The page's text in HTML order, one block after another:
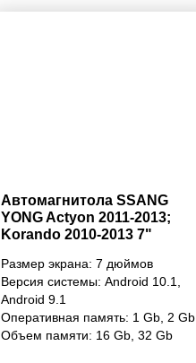
Автомагнитола SSANG
YONG Actyon 2011-2013;
Korando 2010-2013 7"
Размер экрана: 7 дюймов
Версия системы: Android 10.1
Android 9.1
Оперативная память: 1 Gb 2 Gb
Объем памяти: 16 Gb 32 Gb